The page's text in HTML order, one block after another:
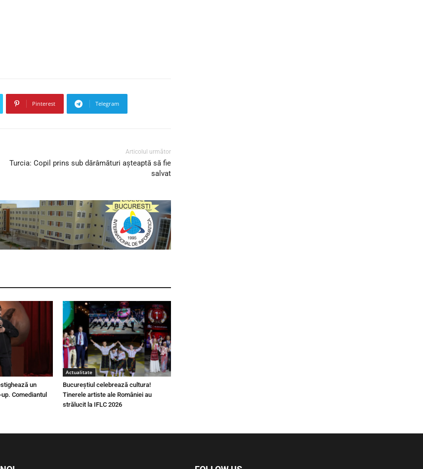
Pinterest Telegram
Articolul următor
Turcia: Copil prins sub dărâmături așteaptă să fie
salvat
un
Comediantul
Actualitate
Bucureștiul celebrează cultura!
Tinerele artiste ale României au
strălucit la IFLC 2026